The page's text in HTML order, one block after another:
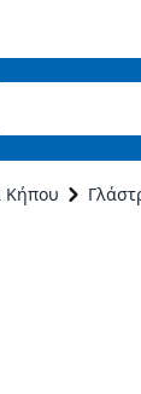
Κήπου